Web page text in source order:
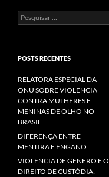
Pesquisar
por:
POSTS RECENTES
RELATORA ESPECIAL DA
ONU SOBRE VIOLENCIA
CONTRA MULHERES E
MENINAS DE OLHO NO
BRASIL
DIFERENÇA ENTRE
MENTIRA E ENGANO
VIOLENCIA DE GENERO E O
DIREITO DE CUSTÓDIA: